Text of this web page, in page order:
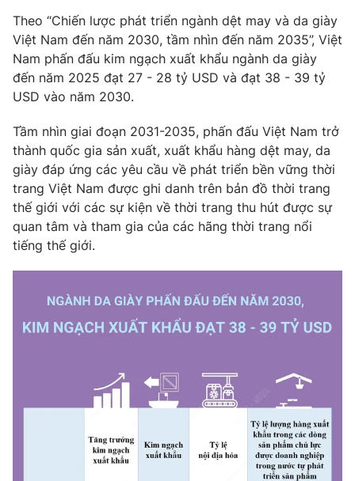
Câu chuyện quốc tế
Tài chính
Thị trường
Góc doanh nghiệp
Dữ liệu và đời sống
Truyền hình
Hậu trường
Nhân vật
Khán giả
Giải sao mai
Giải trí
Điện ảnh
Âm nhạc
Sao
Đời sống
Du lịch
Làm đẹp
Chất lượng cuộc sống
Giáo dục
Tuyển sinh
Hitech Công nghệ tương lai
Sản phẩm
Podcast
Theo “Chiến lược phát triển ngành dệt may và da giày
Việt Nam đến năm 2030, tầm nhìn đến năm 2035”, Việt
Nam phấn đấu kim ngạch xuất khẩu ngành da giày
đến năm 2025 đạt 27 - 28 tỷ USD và đạt 38 - 39 tỷ
USD vào năm 2030.
Tầm nhìn giai đoạn 2031-2035, phấn đấu Việt Nam trở
thành quốc gia sản xuất, xuất khẩu hàng dệt may, da
giày đáp ứng các yêu cầu về phát triển bền vững thời
trang Việt Nam được ghi danh trên bản đồ thời trang
thế giới với các sự kiện về thời trang thu hút được sự
quan tâm và tham gia của các hãng thời trang nổi
tiếng thế giới.